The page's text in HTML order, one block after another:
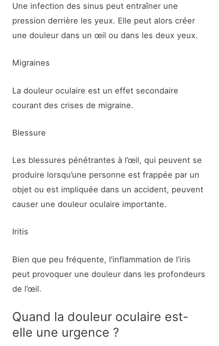
Une infection des sinus peut entraîner une
pression derrière les yeux. Elle peut alors créer
une douleur dans un œil ou dans les deux yeux.
Migraines
La douleur oculaire est un effet secondaire
courant des crises de migraine.
Blessure
Les blessures pénétrantes à l’œil, qui peuvent se
produire lorsqu’une personne est frappée par un
objet ou est impliquée dans un accident, peuvent
causer une douleur oculaire importante.
Iritis
Bien que peu fréquente, l’inflammation de l’iris
peut provoquer une douleur dans les profondeurs
de l’œil.
Quand la douleur oculaire est-
elle une urgence ?